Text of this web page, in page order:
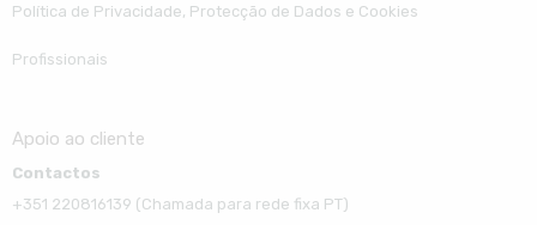
Política de Privacidade, Protecção de Dados e Cookies
Profissionais
Apoio ao cliente
Contactos
+351 220816139 (Chamada para rede fixa PT)